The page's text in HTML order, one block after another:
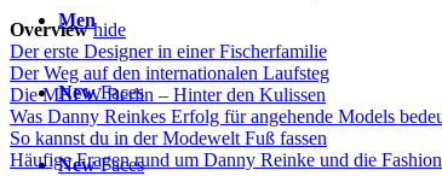
Men
NewFaces
NewFaces
Overview hide
Der erste Designer in einer Fischerfamilie
Der Weg auf den internationalen Laufsteg
Die MBFW Berlin – Hinter den Kulissen
Was Danny Reinkes Erfolg für angehende Models
So kannst du in der Modewelt Fuß fassen
Häufige Fragen rund um Danny Reinke und die